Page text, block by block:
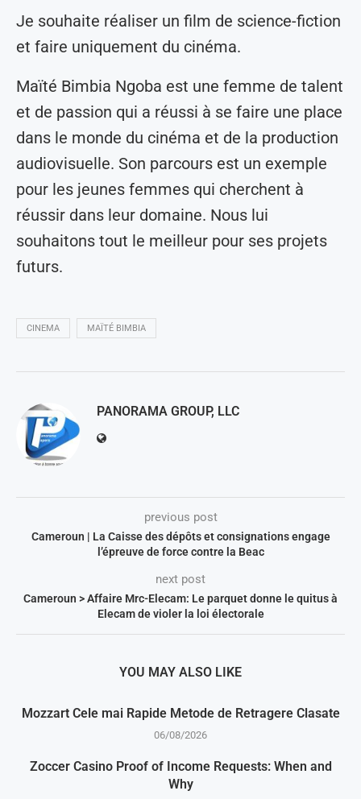
Je souhaite réaliser un film de science-fiction
et faire uniquement du cinéma.
Maïté Bimbia Ngoba est une femme de talent
et de passion qui a réussi à se faire une place
dans le monde du cinéma et de la production
audiovisuelle. Son parcours est un exemple
pour les jeunes femmes qui cherchent à
réussir dans leur domaine. Nous lui
souhaitons tout le meilleur pour ses projets
futurs.
CINEMA MAÏTÉ BIMBIA
PANORAMA GROUP, LLC
previous post
Cameroun | La Caisse des dépôts et consignations engage
l’épreuve de force contre la Beac
next post
Cameroun > Affaire Mrc-Elecam: Le parquet donne le quitus à
Elecam de violer la loi électorale
YOU MAY ALSO LIKE
Mozzart Cele mai Rapide Metode de Retragere Clasate
06/08/2026
Zoccer Casino Proof of Income Requests: When and
Why